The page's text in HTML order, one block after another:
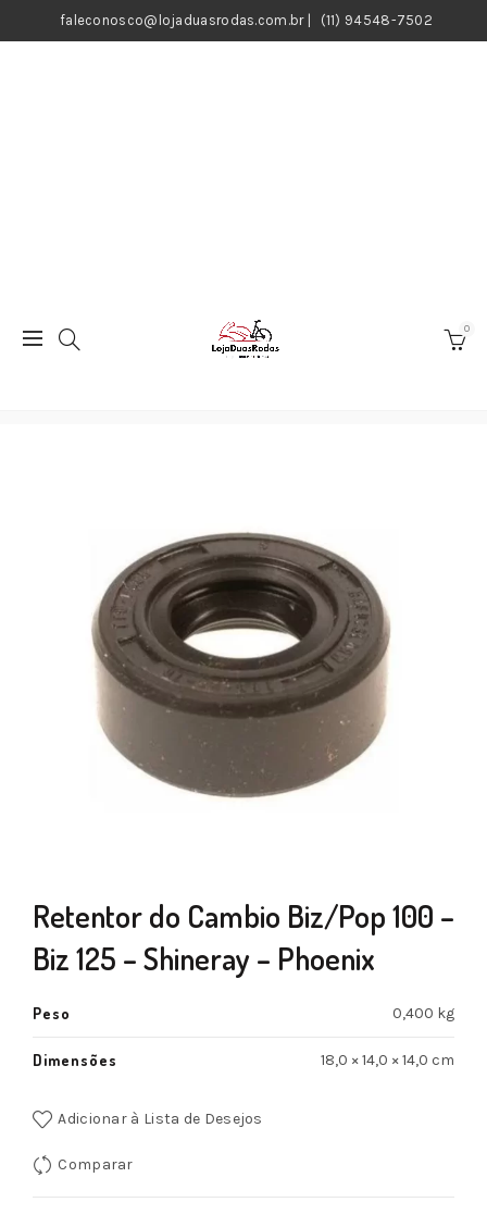
faleconosco@lojaduasrodas.com.br| (11) 94548-7502
0
Retentor do Cambio Biz/Pop 100 –
Biz 125 – Shineray – Phoenix
Peso 0,400 kg
Dimensões 18,0 × 14,0 × 14,0 cm
Adicionar à Lista de Desejos
Comparar